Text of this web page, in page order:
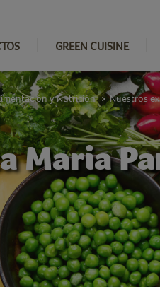
GREEN CUISINE
Maria
y Nutrición > Nuestros